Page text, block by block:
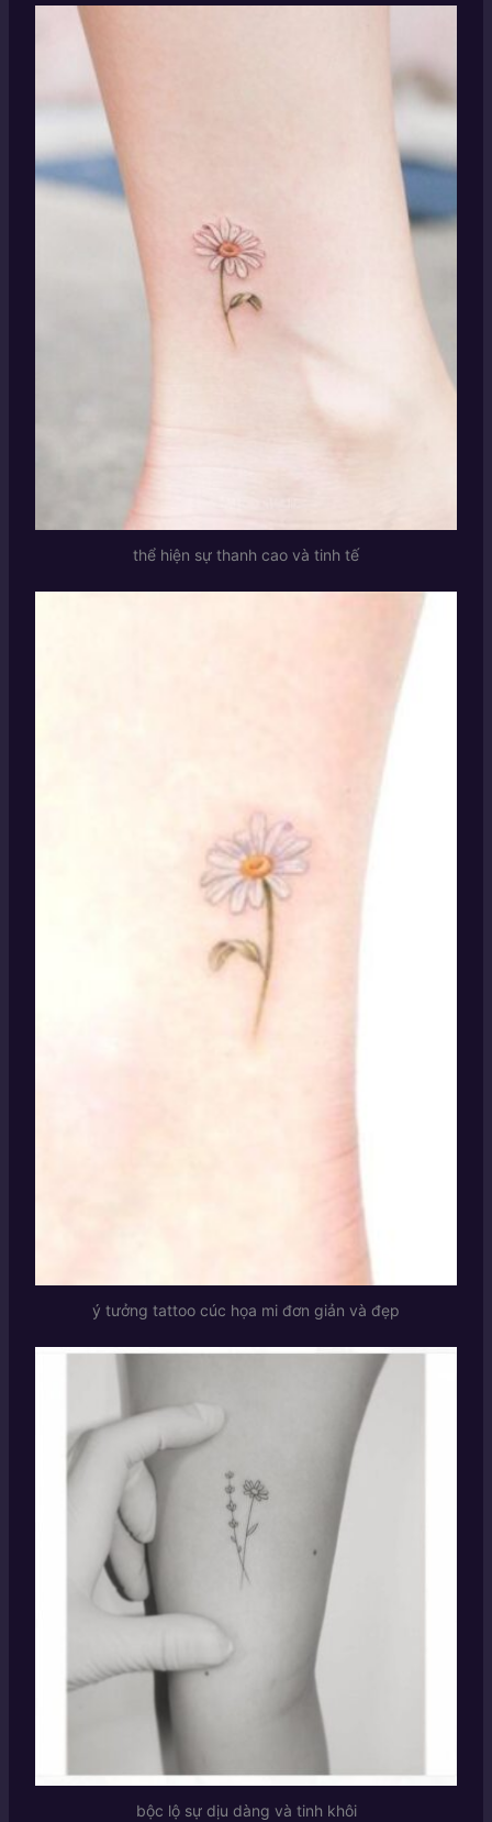
thể hiện sự thanh cao và tinh tế
ý tưởng tattoo cúc họa mi đơn giản và đẹp
bộc lộ sự dịu dàng và tinh khôi